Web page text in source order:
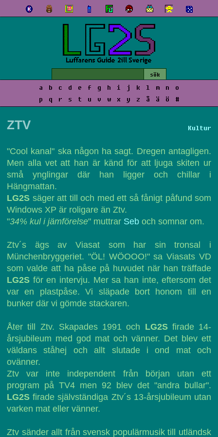
a b c d e f g h i j k l m n
o
p
q r s t u v w x y z å ä ö #
Kultur
ZTV
"Cool kanal" ska någon ha sagt. Dregen antagligen.
Men alla vet att han är känd för att ljuga skiten ur
små ynglingar där han ligger och chillar i
Hängmattan.
LG2S säger att till och med ett så fånigt påfund som
Windows XP är roligare än Ztv.
"34% kul i jämförelse" muttrar Seb och somnar om.
Ztv´s ägs av Viasat som har sin tronsal i
Münchenbryggeriet. "ÖL! WÖOOO!" sa Viasats VD
som valde att ha påse på huvudet när han träffade
LG2S för en intervju. Mer sa han inte, eftersom det
var en plastpåse. Vi släpade bort honom till en
bunker där vi gömde stackaren.
Åter till Ztv. Skapades 1991 och LG2Sfirade 14-
årsjubileum med god mat och vänner. Det blev ett
väldans ståhej och allt slutade i ond mat och
ovänner.
Ztv var inte independent från början utan ett
program på TV4 men 92 blev det "andra bullar".
LG2S firade självständiga Ztv´s 13-årsjubileum utan
varken mat eller vänner.
Ztv sänder allt från svensk populärmusik till utländsk